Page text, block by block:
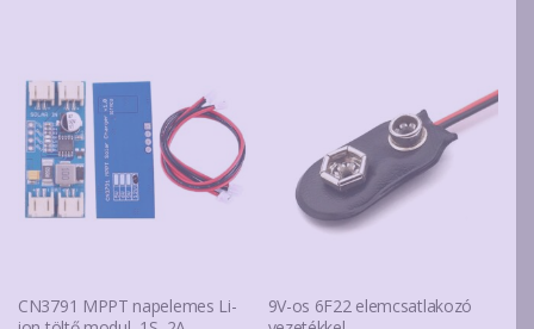
CN3791 MPPT napelemes Li-
9V-os 6F22 elemcsatlakozó